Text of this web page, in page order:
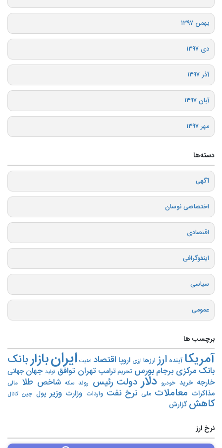
بهمن ۱۳۹۷
دی ۱۳۹۷
آذر ۱۳۹۷
آبان ۱۳۹۷
مهر ۱۳۹۷
دسته‌ها
آگهی
اختصاصی نوسان
اقتصادی
اینفوگرافی
سیاسی
عمومی
برچسب ها
آمریکا آینده ارز ارزها ارزی اروپا اقتصاد امنیت ایرانبازار بانک
بانک مرکزی برجام بورس تحریم‌ ترامپ تهران توافق تولید جهان جهانی
خارجه خرید خودرو دلار دولت رئیس روند سکه شاخص طلا مالی
مذاکرات معاملات ملی نرخ نفت واردات وزارت وزیر پول چین کانال
کاهش گزارش
نرخ ارز